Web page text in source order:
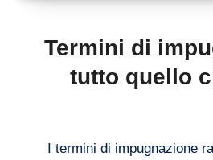
Termini di
tutto quello
I termini di impugnazione